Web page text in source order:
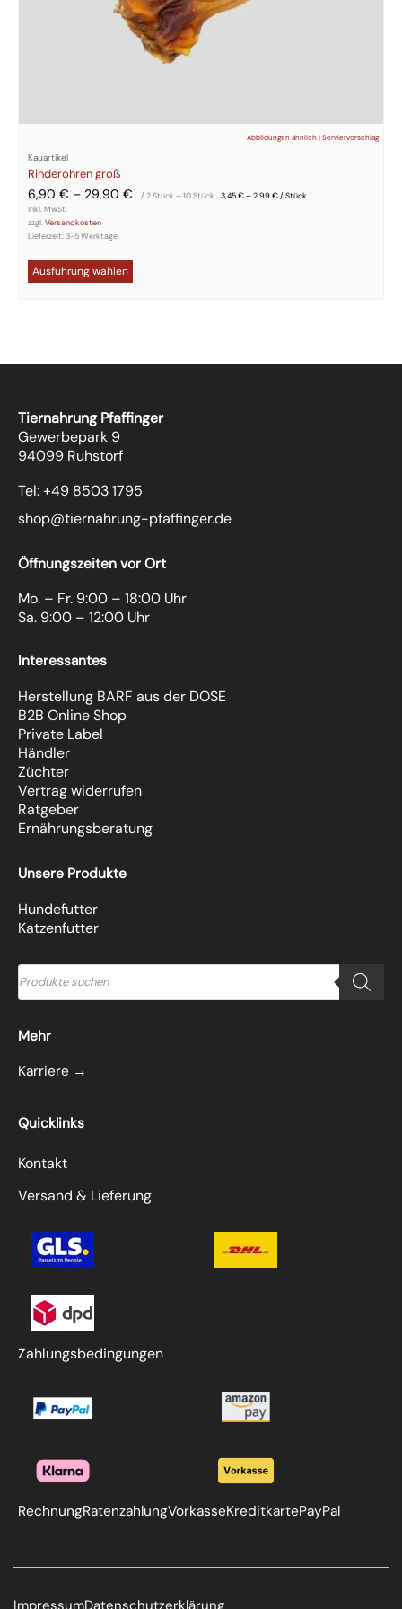
Abbildungen ähnlich | Serviervorschlag
Kauartikel
Rinderohren groß
6,90 € – 29,90 € / 2Stück – 10Stück 3,45€–2,99€/Stück
inkl. MwSt.
zzgl.Versandkosten
Lieferzeit:3-5 Werktage
Ausführung wählen
Tiernahrung Pfaffinger
Gewerbepark 9
94099 Ruhstorf
Tel: +49 8503 1795
shop@tiernahrung-pfaffinger.de
Öffnungszeiten vor Ort
Mo. – Fr. 9:00 – 18:00 Uhr
Sa. 9:00 – 12:00 Uhr
Interessantes
Herstellung BARF aus der DOSE
B2B Online Shop
Private Label
Händler
Züchter
Vertrag widerrufen
Ratgeber
Ernährungsberatung
Unsere Produkte
Hundefutter
Katzenfutter
Products
search
Mehr
Karriere →
Quicklinks
Kontakt
Versand & Lieferung
Zahlungsbedingungen
RechnungRatenzahlungVorkasseKreditkartePayPal
ImpressumDatenschutzerklärung